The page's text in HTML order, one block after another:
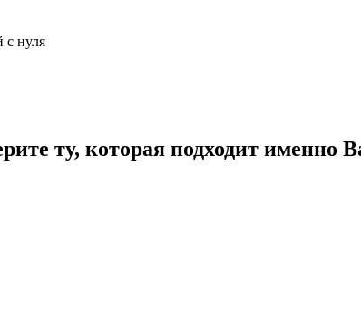
с нуля
ту, которая подходит именно